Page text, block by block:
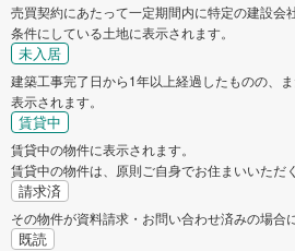
売買契約にあたって一定期間内に特定の建設会
条件にしている土地に表示されます。
未入居
建築工事完了日から1年以上経過したものの、
表示されます。
賃貸中
賃貸中の物件に表示されます。
賃貸中の物件は、原則ご自身でお住まいいただ
請求済
その物件が資料請求・お問い合わせ済みの場合
既読